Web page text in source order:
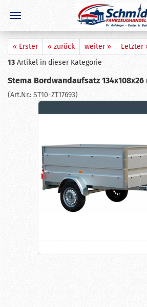
« Erster « zurück weiter »
Letzter
13 Artikel in dieser Kategorie
Stema Bordwandaufsatz 134x108x26
(Art.Nr.: ST10-ZT17693)
GERADE GEKAUFT
Kugelkupplung KK92
★★★★★
Ausblenden